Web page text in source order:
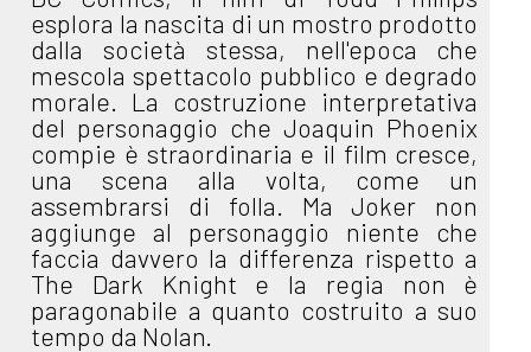
esplora la nascita di un mostro prodotto
dalla società stessa, nell'epoca che
mescola spettacolo pubblico e degrado
morale. La costruzione interpretativa
del personaggio che Joaquin Phoenix
compie è straordinaria e il film cresce,
una scena alla volta, come un
assembrarsi di folla. Ma Joker non
aggiunge al personaggio niente che
faccia davvero la differenza rispetto a
The Dark Knight e la regia non è
paragonabile a quanto costruito a suo
tempo da Nolan.